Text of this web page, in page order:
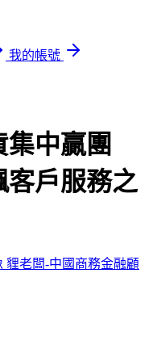
我的帳號
中贏團
戶服務之
貍老闆-中國商務金融顧